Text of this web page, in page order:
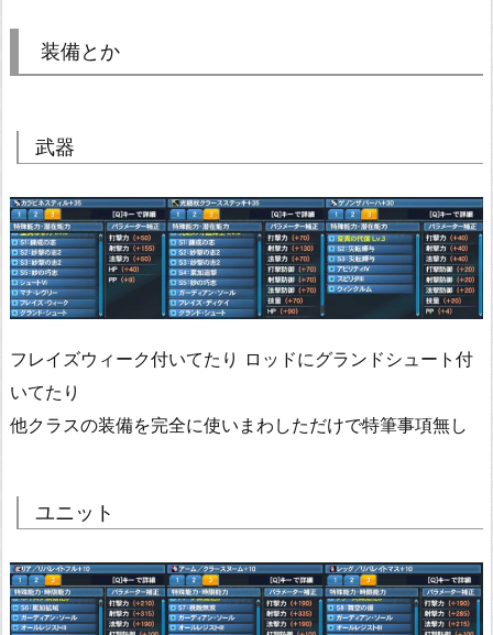
装備とか
武器
フレイズウィーク付いてたり ロッドにグランドシュート付
いてたり
他クラスの装備を完全に使いまわしただけで特筆事項無し
ユニット